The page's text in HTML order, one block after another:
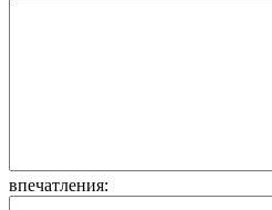
впечатления: